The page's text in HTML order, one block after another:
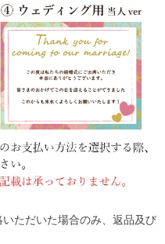
ただいた場合のみ、返品及び